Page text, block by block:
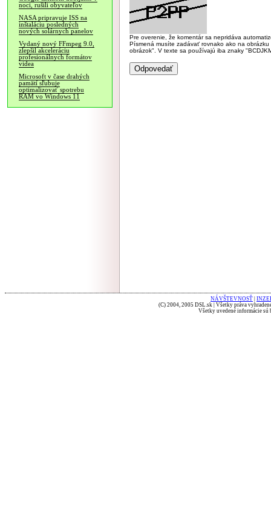
noci, rušili obyvateľov
NASA pripravuje ISS na
inštaláciu posledných
nových solárnych panelov
Vydaný nový FFmpeg 9.0,
zlepšil akceleráciu
profesionálnych formátov
videa
Microsoft v čase drahých
pamätí sľubuje
optimalizovať spotrebu
RAM vo Windows 11
Pre overenie, že komentár sa nepridáva
Písmená musíte zadávať rovnako ako na
obrázok". V texte sa používajú iba znaky
NÁVŠTEVNOSŤ
(C) 2004, 2005 DSL.sk | Všetky práva
Všetky uvedené informácie sú